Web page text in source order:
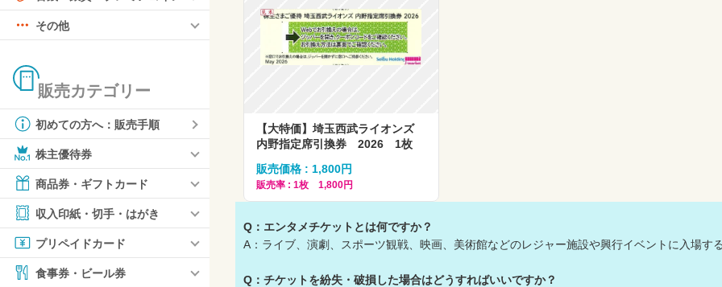
その他
販売カテゴリー
初めての方へ：販売手順
株主優待券
商品券・ギフトカード
収入印紙・切手・はがき
プリペイドカード
食事券・ビール券
【大特価】埼玉西武ライオンズ
内野指定席引換券 2026 1枚
販売価格 : 1,800円
販売率 : 1枚 1,800円
Q：エンタメチケットとは何ですか？
A：ライブ、演劇、スポーツ観戦、映画、美術館などのレジャー施設や興行イベントに入場す
Q：チケットを紛失・破損した場合はどうすればいいですか？